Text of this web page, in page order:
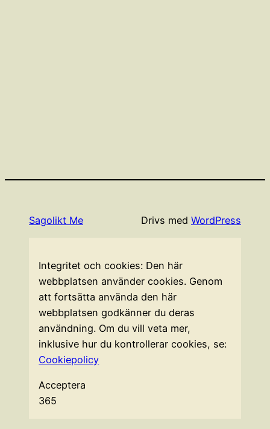
Sagolikt Me Drivs med WordPress
Integritet och cookies: Den här
webbplatsen använder cookies. Genom
att fortsätta använda den här
webbplatsen godkänner du deras
användning. Om du vill veta mer,
inklusive hur du kontrollerar cookies, se:
Cookiepolicy
Acceptera
365